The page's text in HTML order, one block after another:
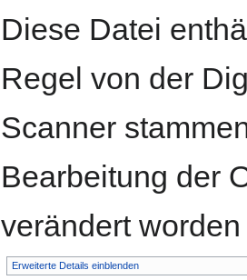
Diese Datei
Regel von der
Scanner
Bearbeitung der
verändert
Erweiterte Details einblenden